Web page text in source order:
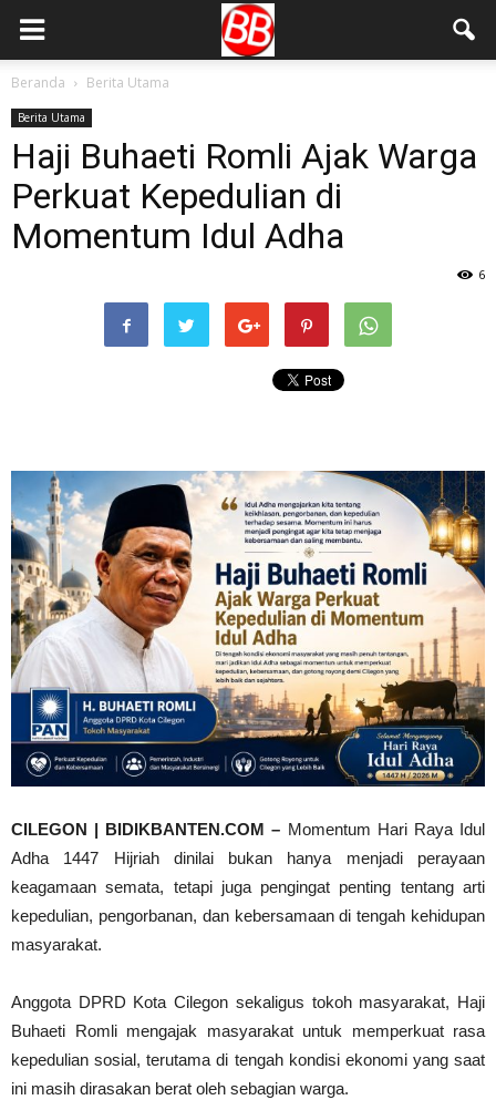
Beranda Berita Utama
Berita Utama
Haji Buhaeti Romli Ajak Warga
Perkuat Kepedulian di
Momentum Idul Adha
6
CILEGON | BIDIKBANTEN.COM – Momentum Hari Raya Idul
Adha 1447 Hijriah dinilai bukan hanya menjadi perayaan
keagamaan semata, tetapi juga pengingat penting tentang arti
kepedulian, pengorbanan, dan kebersamaan di tengah kehidupan
masyarakat.
Anggota DPRD Kota Cilegon sekaligus tokoh masyarakat, Haji
Buhaeti Romli mengajak masyarakat untuk memperkuat rasa
kepedulian sosial, terutama di tengah kondisi ekonomi yang saat
ini masih dirasakan berat oleh sebagian warga.